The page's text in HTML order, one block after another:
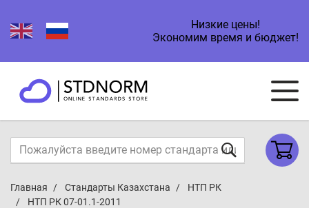
Низкие цены!
Экономим время и бюджет!
Главная Стандарты Казахстана
НТП РК
НТП РК 07-01.1-2011